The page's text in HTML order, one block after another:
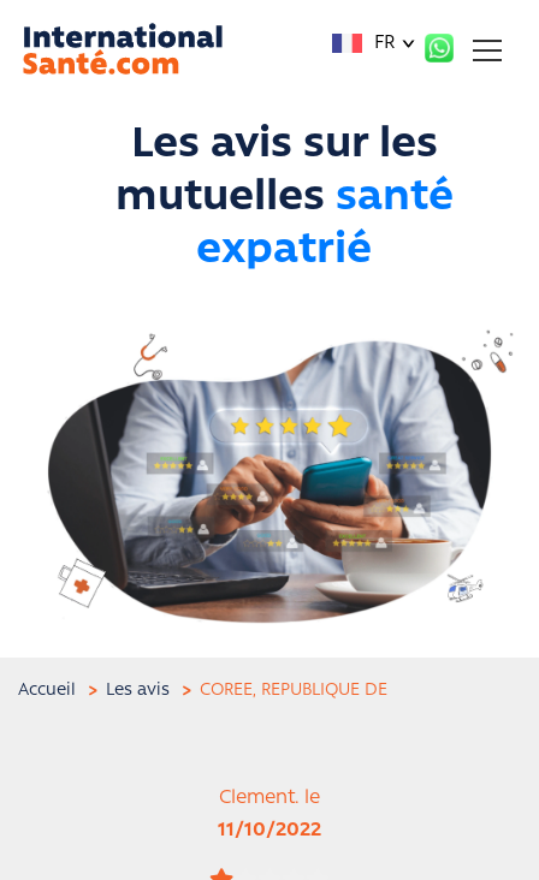
FR
Les avis sur les
mutuelles santé
expatrié
Accueil Les avis COREE, REPUBLIQUE DE
Clement. le
11/10/2022